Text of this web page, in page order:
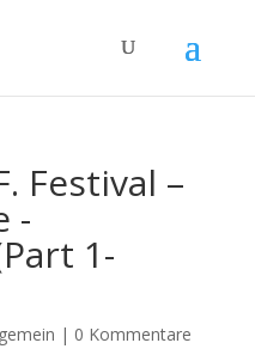
Festival –
-
1-
| 0 Kommentare